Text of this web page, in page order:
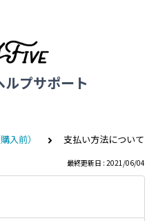
ルプサポート
入前） 支払い方法について
最終更新日 : 2021/06/04